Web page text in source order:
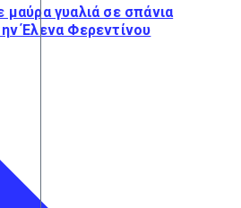
γυαλιά σε σπάνια
Έλενα Φερεντίνου